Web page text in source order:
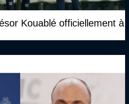
Kouablé officiellement à